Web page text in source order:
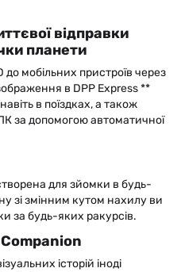
відправки
планети
мобільних пристроїв через
в DPP Express **
в поїздках, а також
за допомогою автоматичної
для зйомки в будь-
зі змінним кутом нахилу ви
за будь-яких ракурсів.
історій іноді